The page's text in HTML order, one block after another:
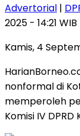
Advertorial |
2025 - 14:21 WIB
Kamis, 4
nonformal di
memperoleh
Komisi IV